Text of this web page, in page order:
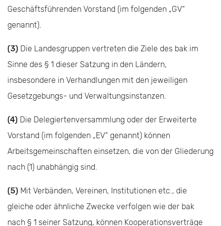
Geschäftsführenden Vorstand (im folgenden „GV“
genannt).
(3) Die Landesgruppen vertreten die Ziele des bak im
Sinne des § 1 dieser Satzung in den Ländern,
insbesondere in Verhandlungen mit den jeweiligen
Gesetzgebungs- und Verwaltungsinstanzen.
(4) Die Delegiertenversammlung oder der Erweiterte
Vorstand (im folgenden „EV“ genannt) können
Arbeitsgemeinschaften einsetzen, die von der Gliederung
nach (1) unabhängig sind.
(5) Mit Verbänden, Vereinen, Institutionen etc., die
gleiche oder ähnliche Zwecke verfolgen wie der bak
nach § 1 seiner Satzung, können Kooperationsverträge